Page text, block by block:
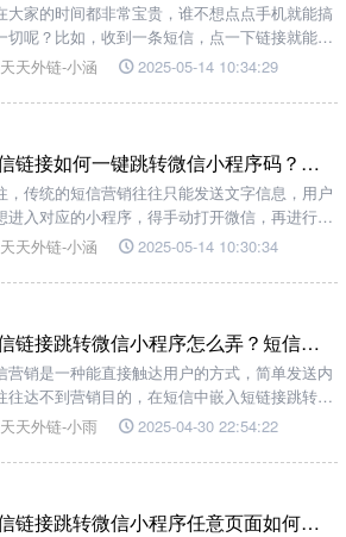
大家的时间都非常宝贵，谁不想点点手机就能搞
切呢？比如，收到一条短信，点一下链接就能直
转到微信小程序的任意页面，是不是很方便？今
，它能轻松帮你实现这个功能。
天天外链-小涵 2025-05-14 10:34:29
短信链接如何一键跳转微信小程序码？操作方法是怎样的？
，传统的短信营销往往只能发送文字信息，用户
进入对应的小程序，得手动打开微信，再进行搜
这一连串操作下来，繁琐又耗时，很多用户可能
小技巧 —— 借助【天天外链】实现短信链接跳
天天外链-小涵 2025-05-14 10:30:34
短信链接跳转微信小程序怎么弄？短信进入小程序
营销是一种能直接触达用户的方式，简单发送内
往达不到营销目的，在短信中嵌入短链接跳转到
端的方式，能提高推广转化率，支持点击短信链
搜索账号，一步直达微信小程序增加点击率。下
天天外链-小雨 2025-04-30 22:54:22
短信链接跳转微信小程序任意页面如何解决?